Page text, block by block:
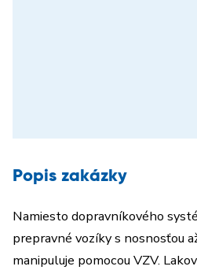
Popis zakázky
Namiesto dopravníkového
prepravné vozíky s nosnosťou
manipuluje pomocou VZV.